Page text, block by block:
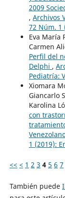
2009
, Archivos
72 Núm. 1
Eva María
Carmen
Perfil del
Delphi ,
Pediatría:
Xiomara
Giancarlo
Karolina
con
1 (2019):
<< < 1 2 3 4 5 6 7
También puede